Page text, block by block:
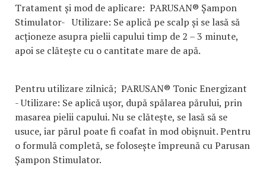
Tratament și mod de aplicare: PARUSAN® Șampon
Stimulator- Utilizare: Se aplică pe scalp și se lasă să
acționeze asupra pielii capului timp de 2 – 3 minute,
apoi se clătește cu o cantitate mare de apă.
Pentru utilizare zilnică; PARUSAN® Tonic Energizant
- Utilizare: Se aplică ușor, după spălarea părului, prin
masarea pielii capului. Nu se clătește, se lasă să se
usuce, iar părul poate fi coafat în mod obișnuit. Pentru
o formulă completă, se folosește împreună cu Parusan
Șampon Stimulator.